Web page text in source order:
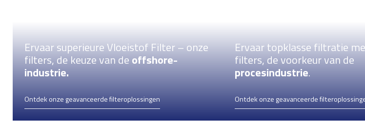
Olie & gas
Zeewater filtratie
Tankopslag
Ervaar superieure Vloeistof Filter – onze
filters, de keuze van de offshore-
industrie.
Ontdek onze geavanceerde filteroplossingen
Ervaar topklasse filtratie
filters, de voorkeur van de
procesindustrie.
Ontdek onze geavanceerde